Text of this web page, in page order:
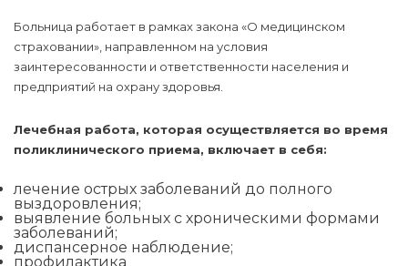
Больница работает в рамках закона «О медицинском
страховании», направленном на условия
заинтересованности и ответственности населения и
предприятий на охрану здоровья.
Лечебная работа, которая осуществляется во время
поликлинического приема, включает в себя:
лечение острых заболеваний до полного
выздоровления;
выявление больных с хроническими формами
заболеваний;
диспансерное наблюдение;
профилактика